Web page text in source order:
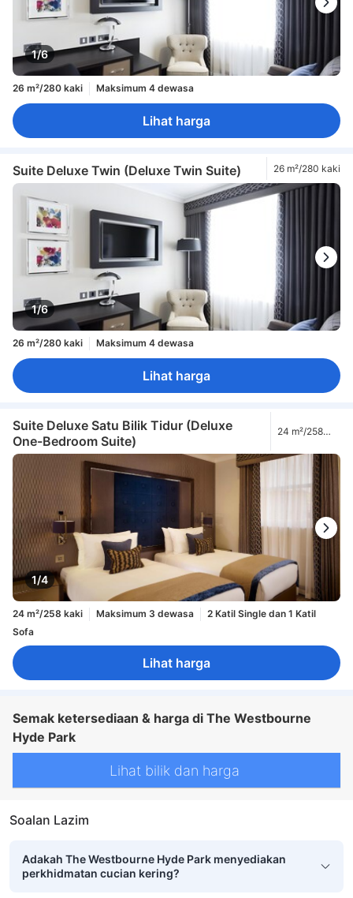
1/6
26 m²/280 kaki Maksimum 4 dewasa
Lihat harga
Suite Deluxe Twin (Deluxe Twin Suite) 26 m²/280 kaki
1/6
26 m²/280 kaki Maksimum 4 dewasa
Lihat harga
Suite Deluxe Satu Bilik Tidur (Deluxe
One-Bedroom Suite)
24 m²/258
1/4
24 m²/258 kaki Maksimum 3 dewasa
2 Katil Single dan 1 Katil
Sofa
Lihat harga
Semak ketersediaan & harga di The Westbourne
Hyde Park
Lihat bilik dan harga
Soalan Lazim
Adakah The Westbourne Hyde Park menyediakan
perkhidmatan cucian kering?